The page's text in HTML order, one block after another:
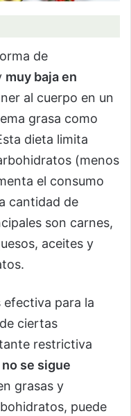
de
muy baja en
al cuerpo en un
grasa como
dieta limita
(menos
el consumo
cantidad de
son carnes,
aceites y
efectiva para la
ciertas
restrictiva
se sigue
grasas y
puede